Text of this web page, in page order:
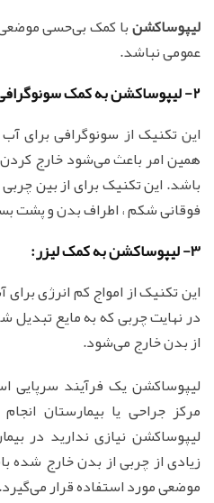
لیپوساکشنبا کمک بی‌حسی
عمومی نباشد.
2- لیپوساکشن به کمک سونوگرافی:
این تکنیک از سونوگرافی برای
همین امر باعث می‌شود خارج
باشد. این تکنیک برای از بین
فوقانی شکم ، اطراف بدن و پشت
3- لیپوساکشن به کمک لیزر:
این تکنیک از امواج کم انرژی
در نهایت چربی که به مایع تبدیل
از بدن خارج می‌شود.
لیپوساکشن یک فرآیند سرپایی
مرکز جراحی یا بیمارستان
لیپوساکشن نیازی ندارید در
زیادی از چربی از بدن خارج شده
موضعی مورد استفاده قرار می‌گیرد.